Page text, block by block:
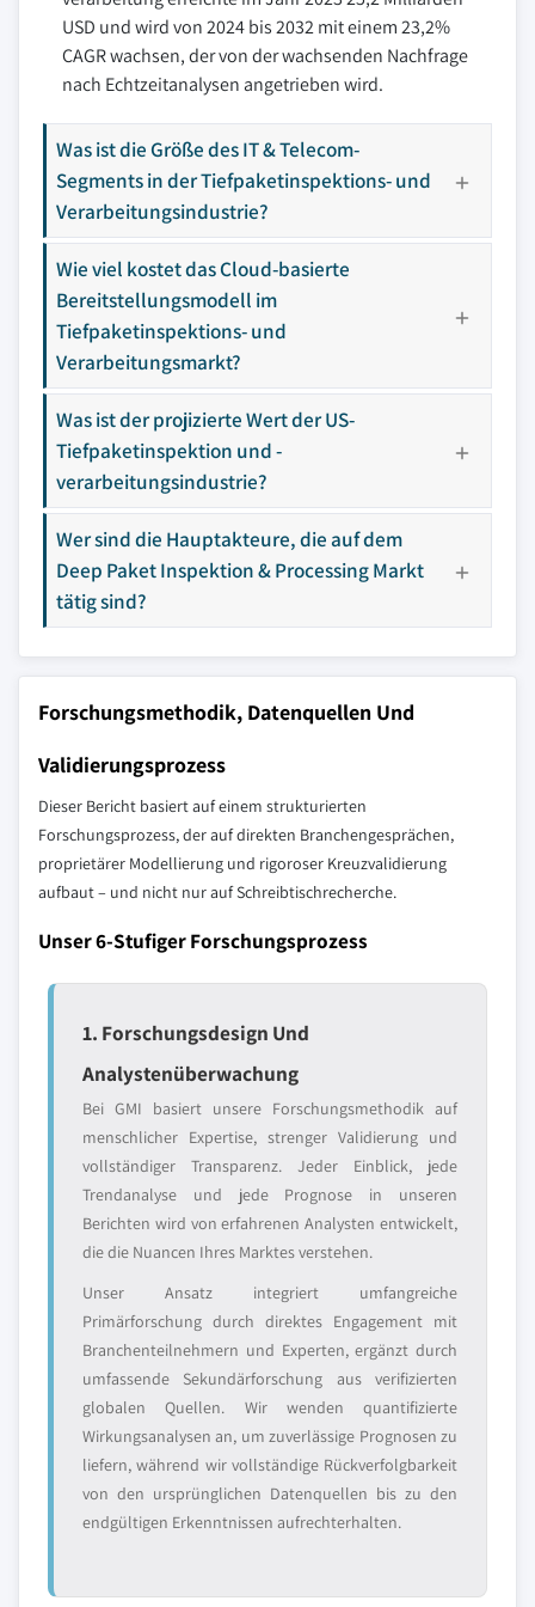
USD und wird von 2024 bis 2032 mit einem 23,2%
CAGR wachsen, der von der wachsenden Nachfrage
nach Echtzeitanalysen angetrieben wird.
Was ist die Größe des IT & Telecom-
Segments in der Tiefpaketinspektions- und
Verarbeitungsindustrie?
Wie viel kostet das Cloud-basierte
Bereitstellungsmodell im
Tiefpaketinspektions- und
Verarbeitungsmarkt?
Was ist der projizierte Wert der US-
Tiefpaketinspektion und -
verarbeitungsindustrie?
Wer sind die Hauptakteure, die auf dem
Deep Paket Inspektion & Processing Markt
tätig sind?
Forschungsmethodik, Datenquellen Und
Validierungsprozess
Dieser Bericht basiert auf einem strukturierten
Forschungsprozess, der auf direkten Branchengesprächen,
proprietärer Modellierung und rigoroser Kreuzvalidierung
aufbaut – und nicht nur auf Schreibtischrecherche.
Unser 6-Stufiger Forschungsprozess
1. Forschungsdesign Und
Analystenüberwachung
Bei GMI basiert unsere Forschungsmethodik auf
menschlicher Expertise, strenger Validierung und
vollständiger Transparenz. Jeder Einblick, jede
Trendanalyse und jede Prognose in unseren
Berichten wird von erfahrenen Analysten entwickelt,
die die Nuancen Ihres Marktes verstehen.
Unser Ansatz integriert umfangreiche
Primärforschung durch direktes Engagement mit
Branchenteilnehmern und Experten, ergänzt durch
umfassende Sekundärforschung aus verifizierten
globalen Quellen. Wir wenden quantifizierte
Wirkungsanalysen an, um zuverlässige Prognosen zu
liefern, während wir vollständige Rückverfolgbarkeit
von den ursprünglichen Datenquellen bis zu den
endgültigen Erkenntnissen aufrechterhalten.